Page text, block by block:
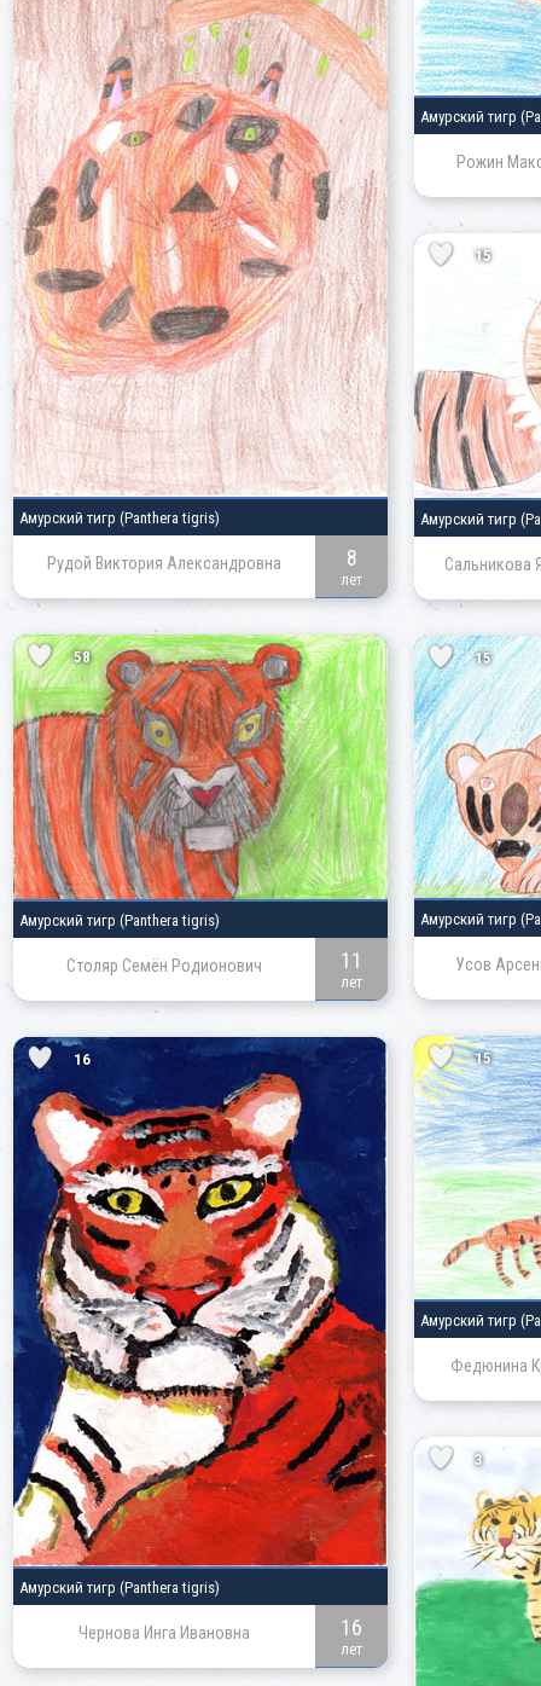
Амурский тигр
Рожин
Амурский тигр (Panthera tigris)
Рудой Виктория Александровна 8
лет
15
Амурский тигр
Сальникова
58
Амурский тигр (Panthera tigris)
Столяр Семён Родионович 11
лет
15
Амурский тигр
Усов
15
Амурский тигр
Федюнина
16
Амурский тигр (Panthera tigris)
Чернова Инга Ивановна 16
лет
3